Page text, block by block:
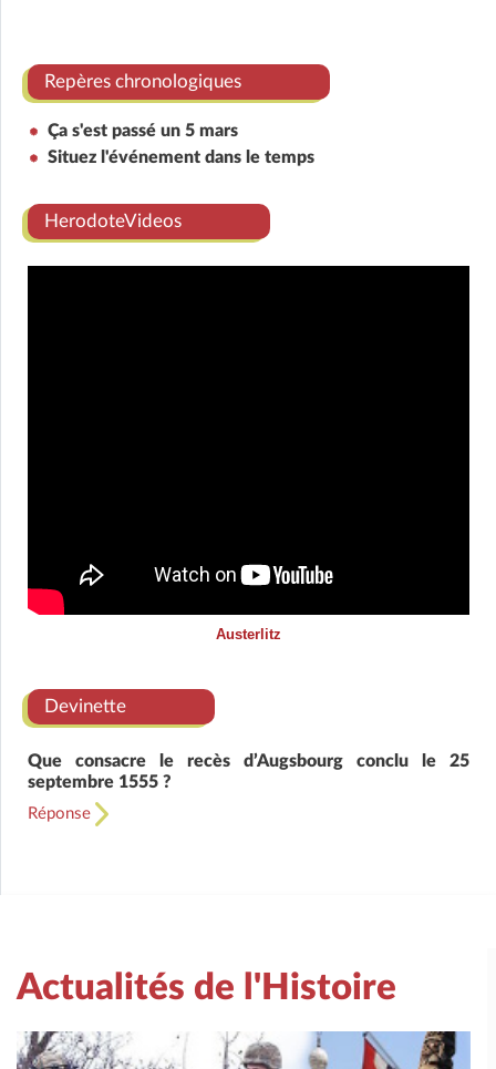
Repères chronologiques
Ça s'est passé un 5 mars
Situez l'événement dans le temps
HerodoteVideos
Austerlitz
Devinette
Que consacre le recès d’Augsbourg conclu le 25
septembre 1555 ?
Réponse
Actualités de l'Histoire